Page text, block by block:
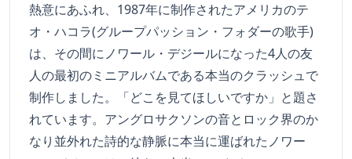
熱意にあふれ、1987年に制作されたアメリカのテ
オ・ハコラ(グループパッション・フォダーの歌手)
は、その間にノワール・デジールになった4人の友
人の最初のミニアルバムである本当のクラッシュで
制作しました。「どこを見てほしいですか」と題さ
れています。アングロサクソンの音とロック界のか
なり並外れた詩的な静脈に本当に運ばれたノワー